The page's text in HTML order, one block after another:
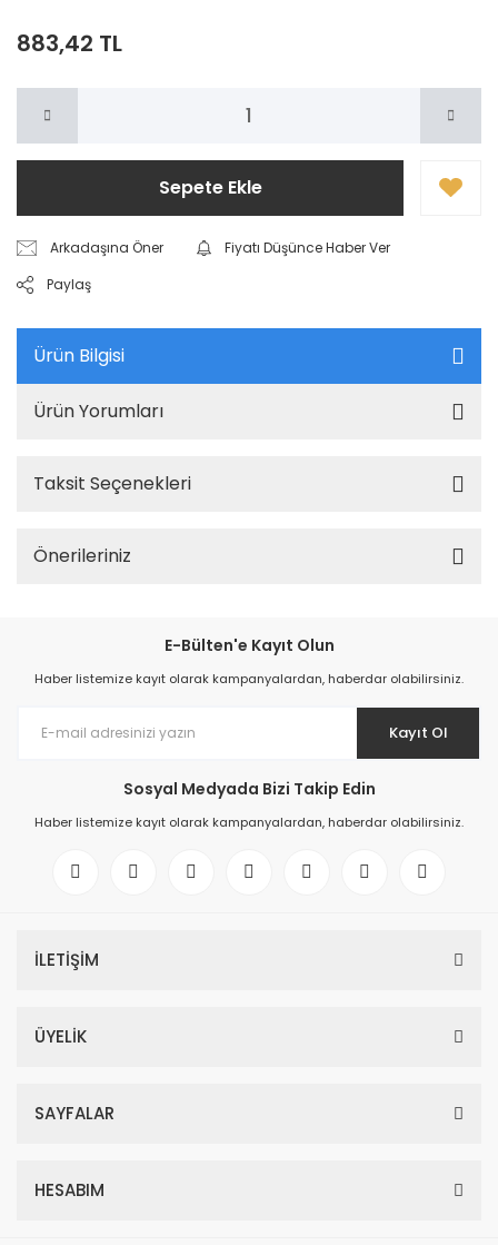
883,42 TL
Sepete Ekle
Arkadaşına Öner
Fiyatı Düşünce Haber Ver
Paylaş
Ürün Bilgisi
Ürün Yorumları
Taksit Seçenekleri
Önerileriniz
E-Bülten'e Kayıt Olun
Haber listemize kayıt olarak kampanyalardan, haberdar olabilirsiniz.
Kayıt Ol
Sosyal Medyada Bizi Takip Edin
Haber listemize kayıt olarak kampanyalardan, haberdar olabilirsiniz.
İLETİŞİM
ÜYELİK
SAYFALAR
HESABIM